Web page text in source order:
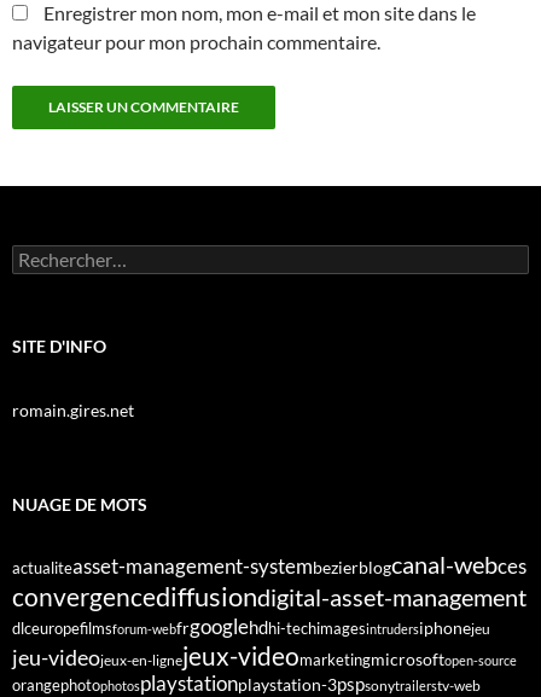
Enregistrer mon nom, mon e-mail et mon site dans le
navigateur pour mon prochain commentaire.
Rechercher :
SITE D'INFO
romain.gires.net
NUAGE DE MOTS
actualiteasset-management-systembezierblogcanal-webces
convergencediffusiondigital-asset-management
dlceuropefilmsforum-webfrgooglehdhi-techimagesintrudersiphonejeu
jeu-videojeux-en-lignejeux-videomarketingmicrosoftopen-source
orangephotophotosplaystationplaystation-3pspsonytrailerstv-web